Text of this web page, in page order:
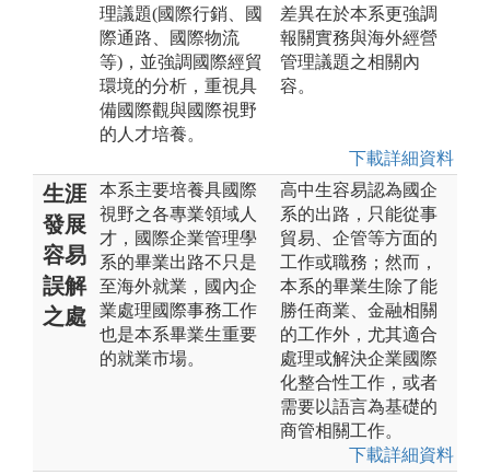
理議題(國際行銷、國
際通路、國際物流
等)，並強調國際經貿
環境的分析，重視具
備國際觀與國際視野
的人才培養。
差異在於本系更強調
報關實務與海外經營
管理議題之相關內
容。
下載詳細資料
生涯
發展
容易
誤解
之處
本系主要培養具國際
視野之各專業領域人
才，國際企業管理學
系的畢業出路不只是
至海外就業，國內企
業處理國際事務工作
也是本系畢業生重要
的就業市場。
高中生容易認為國企
系的出路，只能從事
貿易、企管等方面的
工作或職務；然而，
本系的畢業生除了能
勝任商業、金融相關
的工作外，尤其適合
處理或解決企業國際
化整合性工作，或者
需要以語言為基礎的
商管相關工作。
下載詳細資料